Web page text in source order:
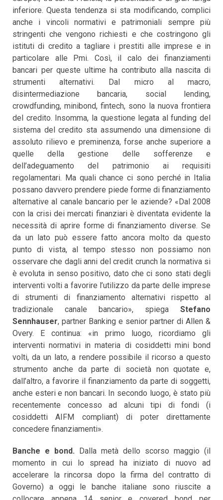
inferiore. Questa tendenza si sta modificando, complici
anche i vincoli normativi e patrimoniali sempre più
stringenti che vengono richiesti e che costringono gli
istituti di credito a tagliare i prestiti alle imprese e in
particolare alle Pmi. Così, il calo dei finanziamenti
bancari per queste ultime ha contributo alla nascita di
strumenti alternativi. Dal micro al macro,
disintermediazione bancaria, social lending,
crowdfunding, minibond, fintech, sono la nuova frontiera
del credito. Insomma, la questione legata al funding del
sistema del credito sta assumendo una dimensione di
assoluto rilievo e preminenza, forse anche superiore a
quelle della gestione delle sofferenze e
dell’adeguamento del patrimonio ai requisiti
regolamentari. Ma quali chance ci sono perché in Italia
possano davvero prendere piede forme di finanziamento
alternative al canale bancario per le aziende? «Dal 2008
con la crisi dei mercati finanziari è diventata evidente la
necessità di aprire forme di finanziamento diverse. Se
da un lato può essere fatto ancora molto da questo
punto di vista, al tempo stesso non possiamo non
osservare che dagli anni del credit crunch la normativa si
è evoluta in senso positivo, dato che ci sono stati degli
interventi volti a favorire l’utilizzo da parte delle imprese
di strumenti di finanziamento alternativi rispetto al
tradizionale canale bancario», spiega Stefano
Sennhauser, partner Banking e senior partner di Allen &
Overy. E continua: «in primo luogo, ricordiamo gli
interventi normativi in materia di cosiddetti mini bond
volti, da un lato, a rendere possibile il ricorso a questo
strumento anche da parte di società non quotate e,
dall’altro, a favorire il finanziamento da parte di soggetti,
anche esteri e non bancari. In secondo luogo, è stato più
recentemente concesso ad alcuni tipi di fondi (i
cosiddetti AIFM compliant) di poter direttamente
concedere finanziamenti».
Banche e bond. Dalla metà dello scorso maggio (il
momento in cui lo spread ha iniziato di nuovo ad
accelerare la rincorsa dopo la firma del contratto di
Governo) a oggi le banche italiane sono riuscite a